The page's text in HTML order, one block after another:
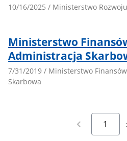
10/16/2025 / Ministerstwo
Ministerstwo
Administracja
7/31/2019 / Ministerstwo Finansów - Krajowa Administracja
Skarbowa
Poprzednia
strona